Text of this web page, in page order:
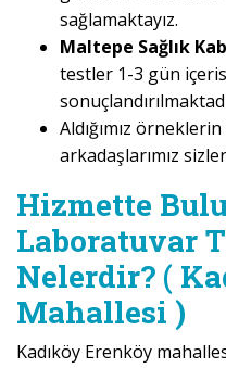
sağlamaktayız.
Maltepe Sağlık
testler 1-3 gün
Aldığımız
arkadaşlarımız
Hizmette
Laboratuvar
Nelerdir? (
Mahallesi )
Kadıköy Erenköy